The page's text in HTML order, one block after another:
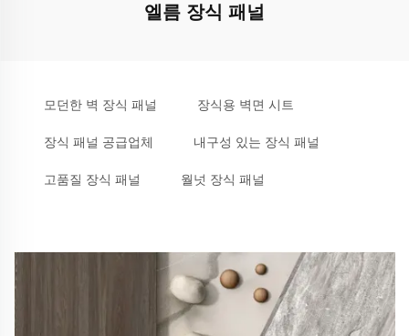
엘름 장식 패널
모던한 벽 장식 패널 장식용 벽면 시트
장식 패널 공급업체 내구성 있는 장식 패널
고품질 장식 패널 월넛 장식 패널